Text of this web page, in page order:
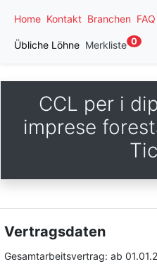
Home Kontakt Branchen FAQ
Übliche Löhne Merkliste 0
CCL per i
imprese
Vertragsdaten
Gesamtarbeitsvertrag: ab